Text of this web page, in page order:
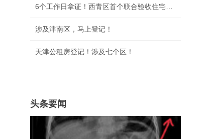
涉及津南区，马上登记！
天津公租房登记！涉及七个区！
头条要闻